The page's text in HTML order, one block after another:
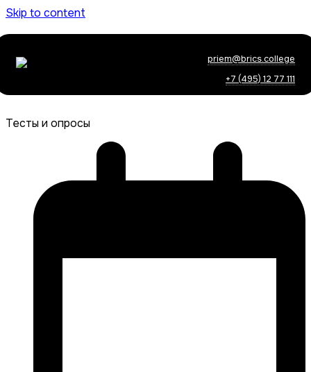
Skip to content
priem@brics.college
+7 (495) 12 77 111
Тесты и опросы